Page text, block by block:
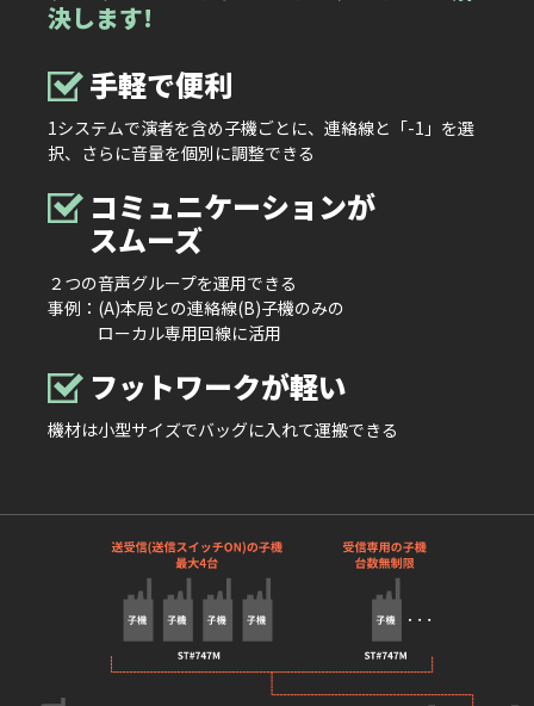
決します!
⼿軽で便利
1システムで演者を含め⼦機ごとに、連絡線と「-1」を選
択、さらに音量を個別に調整できる
コミュニケーションが
スムーズ
２つの⾳声グループを運用できる
事例：(A)本局との連絡線(B)⼦機のみの
ローカル専⽤回線に活⽤
フットワークが軽い
機材は⼩型サイズでバッグに⼊れて運搬できる